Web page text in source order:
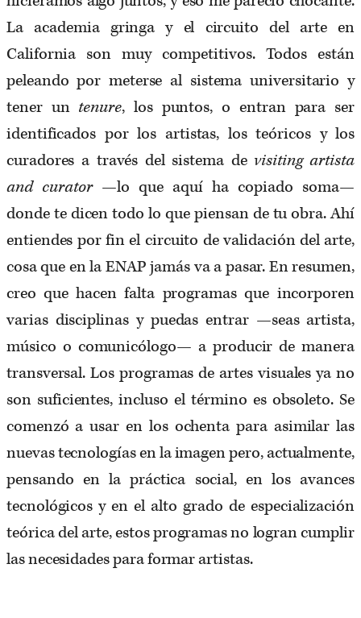
La academia gringa y el circuito del arte en
California son muy competitivos. Todos están
peleando por meterse al sistema universitario y
tener un tenure, los puntos, o entran para ser
identificados por los artistas, los teóricos y los
curadores a través del sistema de visiting artista
and curator —lo que aquí ha copiado soma—
donde te dicen todo lo que piensan de tu obra. Ahí
entiendes por fin el circuito de validación del arte,
cosa que en la ENAP jamás va a pasar. En resumen,
creo que hacen falta programas que incorporen
varias disciplinas y puedas entrar —seas artista,
músico o comunicólogo— a producir de manera
transversal. Los programas de artes visuales ya no
son suficientes, incluso el término es obsoleto. Se
comenzó a usar en los ochenta para asimilar las
nuevas tecnologías en la imagen pero, actualmente,
pensando en la práctica social, en los avances
tecnológicos y en el alto grado de especialización
teórica del arte, estos programas no logran cumplir
las necesidades para formar artistas.